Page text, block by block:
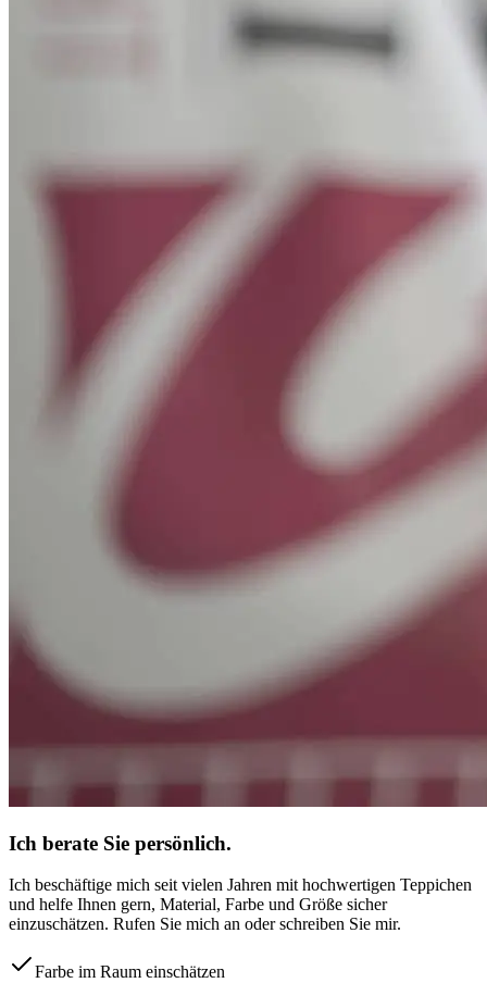
Ich berate Sie persönlich.
Ich beschäftige mich seit vielen Jahren mit hochwertigen Teppichen
und helfe Ihnen gern, Material, Farbe und Größe sicher
einzuschätzen. Rufen Sie mich an oder schreiben Sie mir.
Farbe im Raum einschätzen